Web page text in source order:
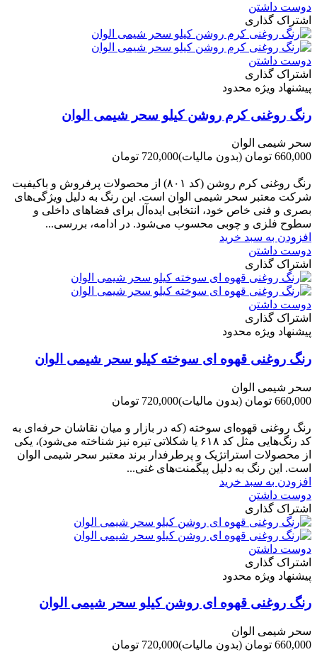
دوست داشتن
اشتراک گذاری
دوست داشتن
اشتراک گذاری
پیشنهاد ویژه محدود
رنگ روغنی کرم روشن کیلو سحر شیمی الوان
سحر شیمی الوان
660,000 تومان
(بدون مالیات)720,000 تومان
رنگ روغنی کرم روشن (کد ۸۰۱) از محصولات پرفروش و باکیفیت
شرکت‌ معتبر سحر شیمی الوان است. این رنگ به دلیل ویژگی‌های
بصری و فنی خاص خود، انتخابی ایده‌آل برای فضاهای داخلی و
سطوح فلزی و چوبی محسوب می‌شود. در ادامه، بررسی...
افزودن به سبد خرید
دوست داشتن
اشتراک گذاری
دوست داشتن
اشتراک گذاری
پیشنهاد ویژه محدود
رنگ روغنی قهوه ای سوخته کیلو سحر شیمی الوان
سحر شیمی الوان
660,000 تومان
(بدون مالیات)720,000 تومان
رنگ روغنی قهوه‌ای سوخته (که در بازار و میان نقاشان حرفه‌ای به
کد رنگ‌هایی مثل کد ۶۱۸ یا شکلاتی تیره نیز شناخته می‌شود)، یکی
از محصولات استراتژیک و پرطرفدار برند معتبر سحر شیمی الوان
است. این رنگ به دلیل پیگمنت‌های غنی...
افزودن به سبد خرید
دوست داشتن
اشتراک گذاری
دوست داشتن
اشتراک گذاری
پیشنهاد ویژه محدود
رنگ روغنی قهوه ای روشن کیلو سحر شیمی الوان
سحر شیمی الوان
660,000 تومان
(بدون مالیات)720,000 تومان